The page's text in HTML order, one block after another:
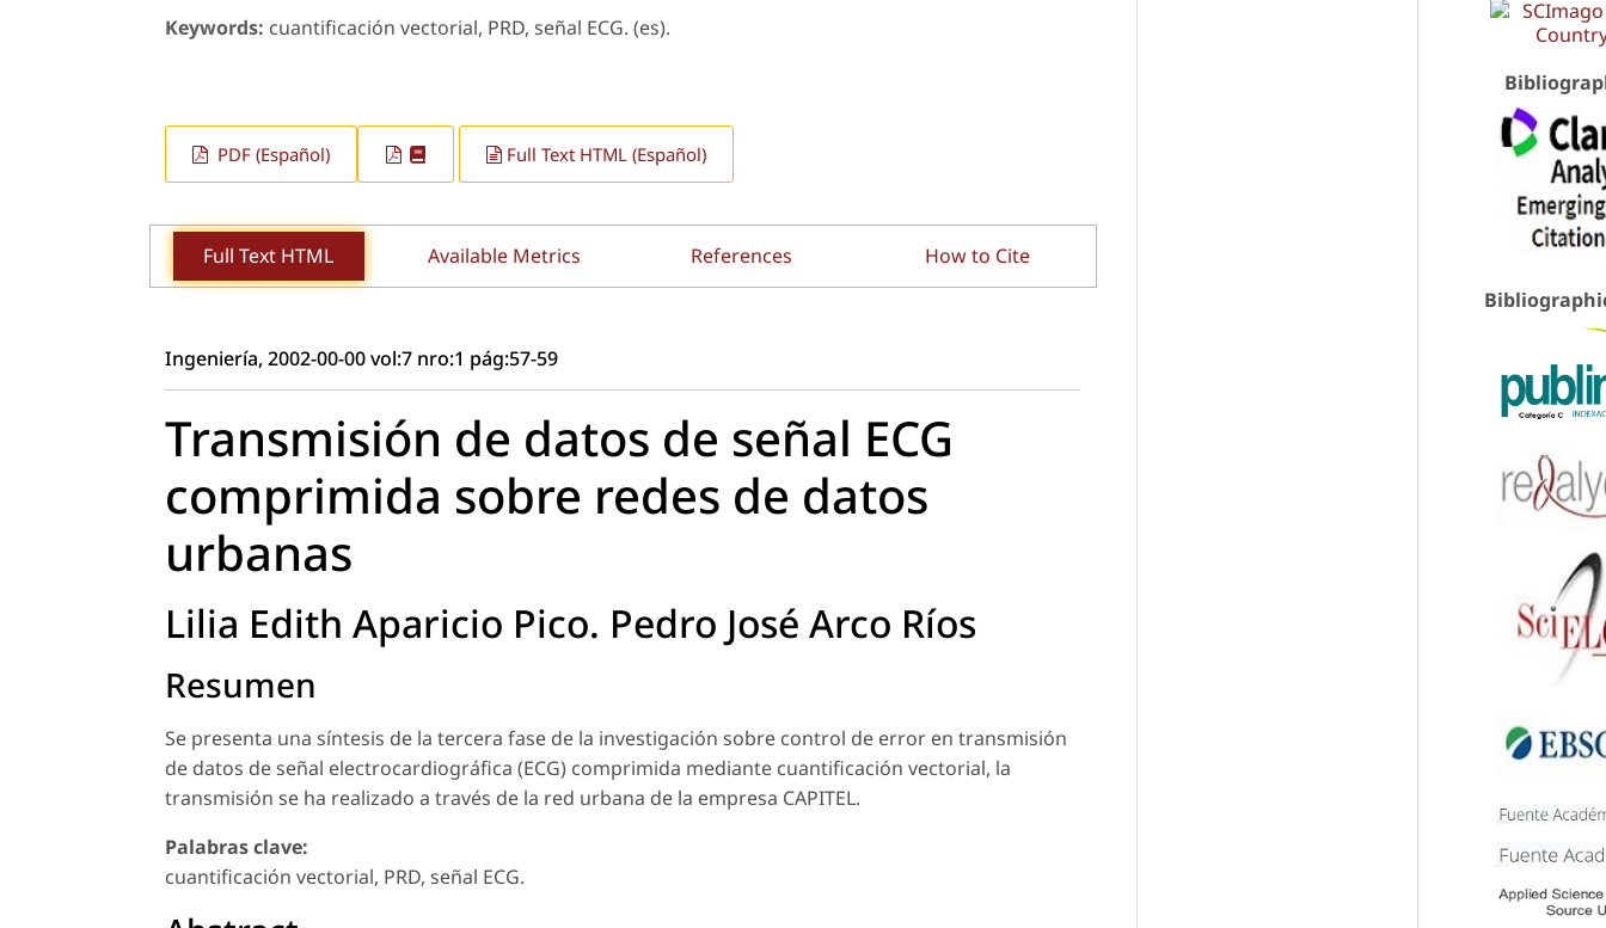
Keywords: cuantificación vectorial, PRD, señal ECG. (es).
PDF (Español) Full Text HTML (Español)
Full Text HTML Available Metrics References How to Cite
Ingeniería, 2002-00-00 vol:7 nro:1 pág:57-59
Transmisión de datos de señal ECG
comprimida sobre redes de datos
urbanas
Lilia Edith Aparicio Pico. Pedro José Arco Ríos
Resumen
Se presenta una síntesis de la tercera fase de la investigación sobre control de error en transmisión
de datos de señal electrocardiográfica (ECG) comprimida mediante cuantificación vectorial, la
transmisión se ha realizado a través de la red urbana de la empresa CAPITEL.
Palabras clave:
cuantificación vectorial, PRD, señal ECG.